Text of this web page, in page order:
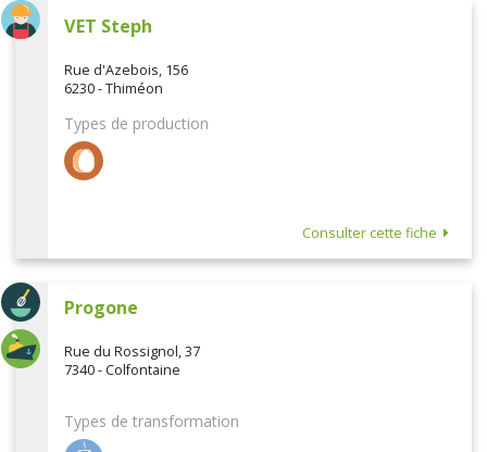
VET Steph
Rue d'Azebois, 156
6230 - Thiméon
Types de production
Consulter cette fiche
Progone
Rue du Rossignol, 37
7340 - Colfontaine
Types de transformation